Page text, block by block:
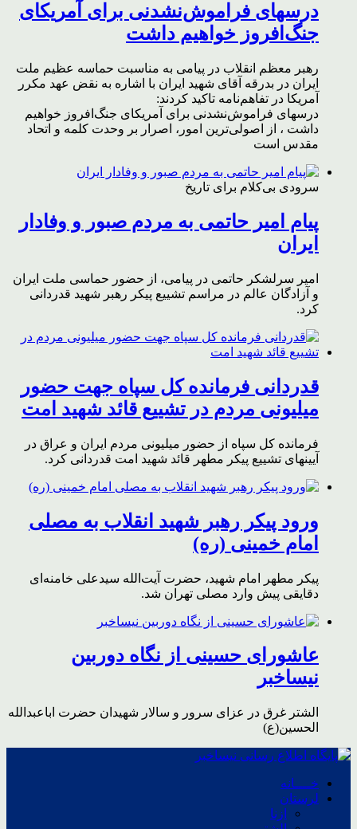
درسهای فراموش‌نشدنی برای آمریکای
جنگ‌افروز خواهیم داشت
رهبر معظم انقلاب در پیامی به مناسبت حماسه عظیم ملت
ایران در بدرقه آقای شهید ایران با اشاره به نقض عهد مکرر
آمریکا در تفاهم‌نامه تاکید کردند:
درسهای فراموش‌نشدنی برای آمریکای جنگ‌افروز خواهیم
داشت ، از اصولی‌ترین امور، اصرار بر وحدت کلمه و اتحاد
مقدس است
سرودی بی‌کلام برای تاریخ
پیام امیر حاتمی به مردم صبور و وفادار
ایران
امیر سرلشکر حاتمی در پیامی، از حضور حماسی ملت ایران
و آزادگان عالم در مراسم تشییع پیکر رهبر شهید قدردانی
کرد.
قدردانی فرمانده کل سپاه جهت حضور
میلیونی مردم در تشییع قائد شهید امت
فرمانده کل سپاه از حضور میلیونی مردم ایران و عراق در
آیینهای تشییع پیکر مطهر قائد شهید امت قدردانی کرد.
ورود پیکر رهبر شهید انقلاب به مصلی
امام خمینی (ره)
پیکر مطهر امام شهید،‌ حضرت آیت‌الله سیدعلی خامنه‌ای
دقایقی پیش وارد مصلی تهران شد.
عاشورای حسینی از نگاه دوربین
نیساخبر
الشتر غرق در عزای سرور و سالار شهیدان حضرت اباعبدالله
الحسین(ع)
خــــانه
لرستان
ازنا